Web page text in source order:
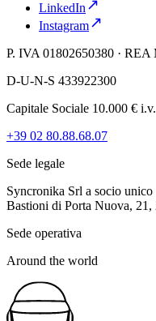
LinkedIn
Instagram
P. IVA 01802650380 · REA
D-U-N-S 433922300
Capitale Sociale 10.000 € i.v.
+39 02 80.88.68.07
Sede legale
Syncronika Srl a socio unico
Bastioni di Porta Nuova,
Sede operativa
Around the world